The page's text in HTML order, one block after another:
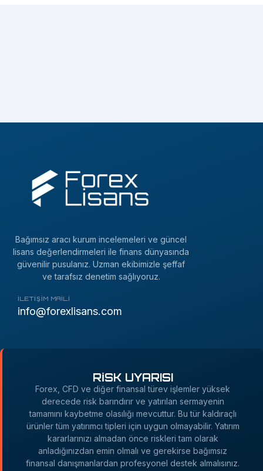
Bağımsız aracı kurum incelemeleri ve güncel
lisans değerlendirmeleri ile finans dünyasında
güvenilir pusulanız. Uzman ekibimizle şeffaf
ve tarafsız denetim sağlıyoruz.
İLETIŞIM MAILI
info@forexlisans.com
RİSK UYARISI
Forex, CFD ve diğer finansal türev işlemler yüksek
derecede risk barındırır ve yatırılan sermayenin
tamamını kaybetme olasılığı mevcuttur. Bu tür kaldıraçlı
ürünler tüm yatırımcı tipleri için uygun olmayabilir. Yatırım
kararlarınızı almadan önce riskleri tam olarak
anladığınızdan emin olmalı ve gerekirse bağımsız
finansal danışmanlardan profesyonel destek almalısınız.